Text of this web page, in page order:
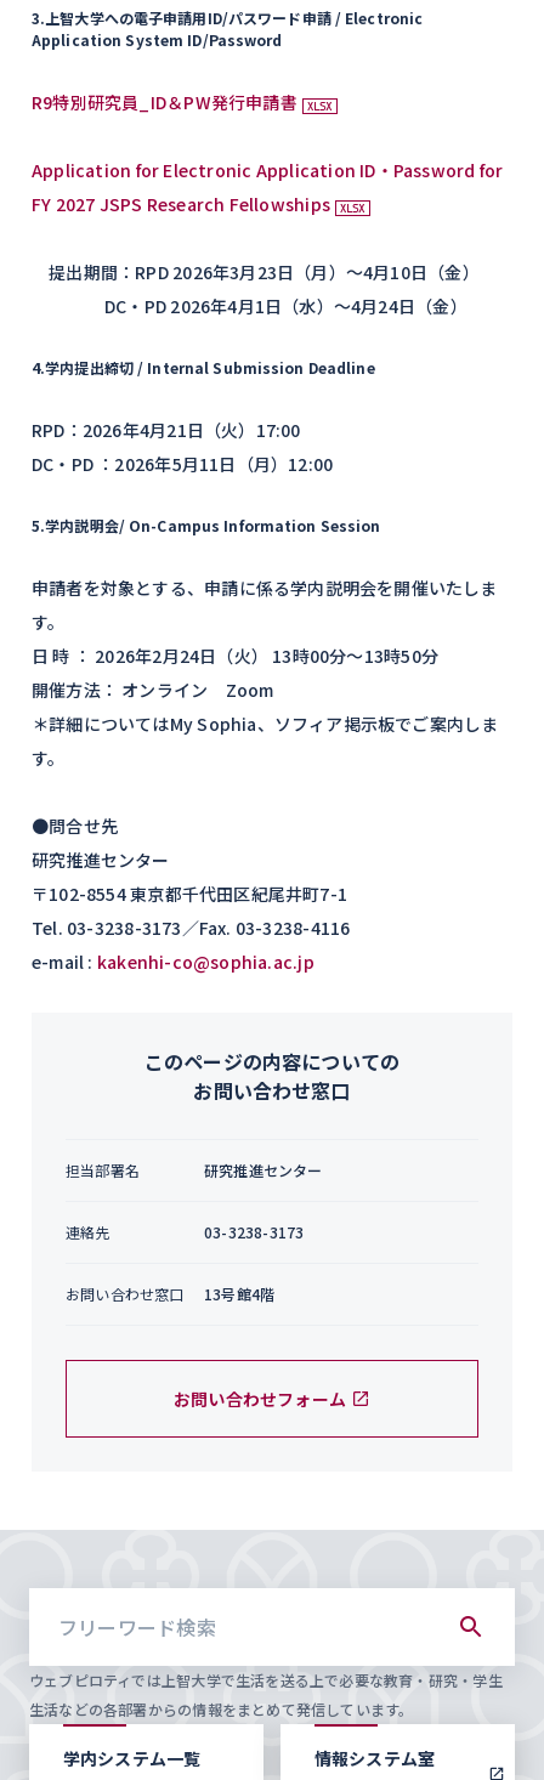
3.上智大学への電子申請用ID/パスワード申請/ Electronic
Application System ID/Password
R9特別研究員_ID＆PW発行申請書
Application for Electronic Application ID・Password for
FY 2027 JSPS Research Fellowships
提出期間：RPD 2026年3月23日（月）～4月10日（金）
DC・PD 2026年4月1日（水）～4月24日（金）
4.学内提出締切/ Internal Submission Deadline
RPD：2026年4月21日（火）17:00
DC・PD ：2026年5月11日（月）12:00
5.学内説明会/ On-Campus Information Session
申請者を対象とする、申請に係る学内説明会を開催いたしま
す。
日 時 ： 2026年2月24日（火） 13時00分～13時50分
開催方法： オンライン Zoom
＊詳細についてはMy Sophia、ソフィア掲示板でご案内しま
す。
●問合せ先
研究推進センター
〒102-8554 東京都千代田区紀尾井町7-1
Tel. 03-3238-3173／Fax. 03-3238-4116
e-mail : kakenhi-co@sophia.ac.jp
このページの内容についての
お問い合わせ窓口
担当部署名 研究推進センター
連絡先 03-3238-3173
お問い合わせ窓口 13号館4階
お問い合わせフォーム
ウェブピロティでは上智大学で生活を送る上で必要な教育・研究・学生
生活などの各部署からの情報をまとめて発信しています。
学内システム一覧 情報システム室